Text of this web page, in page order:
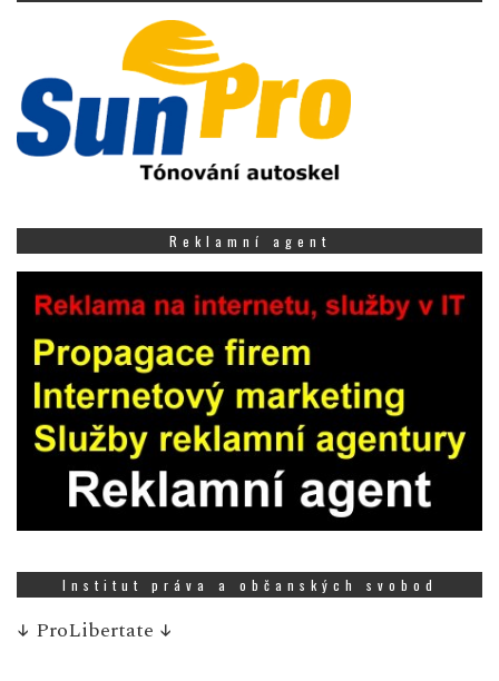
Reklamní agent
Institut práva a občanských svobod
↓ ProLibertate ↓